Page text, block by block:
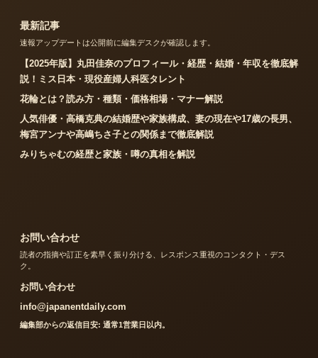
最新記事
速報アップデートは公開前に編集デスクが確認します。
【2025年版】丸田佳奈のプロフィール・経歴・結婚・年収を徹底解
説！ミス日本・現役産婦人科医タレント
花輪とは？読み方・種類・価格相場・マナー解説
人気俳優・高橋克典の結婚歴や家族構成、妻の現在や17歳の長男、
梅宮アンナや高嶋ちさ子との関係まで徹底解説
みりちゃむの経歴と家族・噂の真相を解説
お問い合わせ
読者の指摘や訂正を素早く振り分ける、レスポンス重視のコンタクト・デス
ク。
お問い合わせ
info@japanentdaily.com
編集部からの返信目安: 通常1営業日以内。